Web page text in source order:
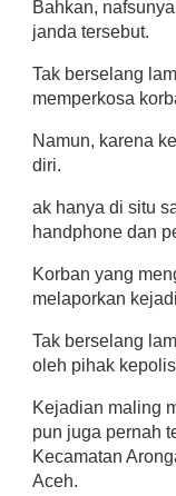
Bahkan,
janda tersebut.
Tak berselang
memperkosa
Namun, karena
diri.
ak hanya di situ
handphone dan
Korban yang
melaporkan
Tak berselang
oleh pihak
Kejadian maling
pun juga pernah
Kecamatan
Aceh.